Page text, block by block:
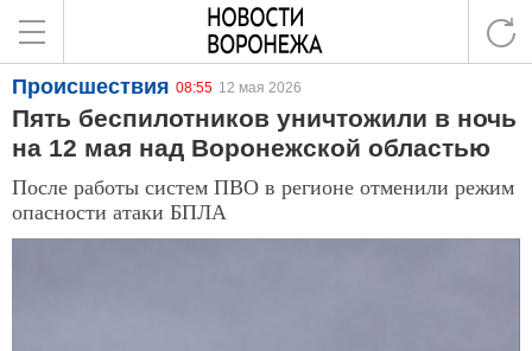
Происшествия 08:55 12 мая 2026
Пять беспилотников уничтожили в ночь
на 12 мая над Воронежской областью
После работы систем ПВО в регионе отменили режим
опасности атаки БПЛА